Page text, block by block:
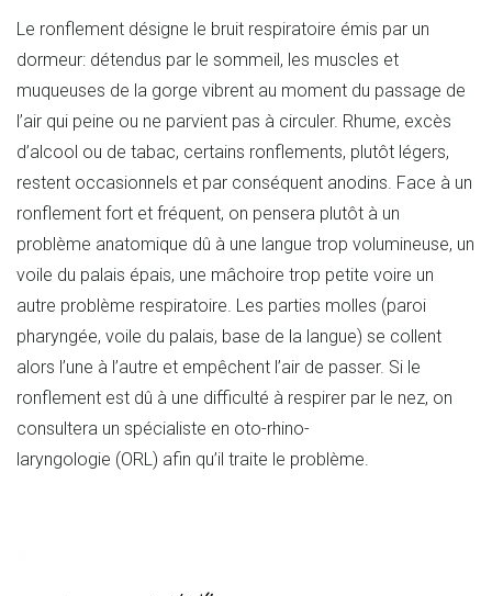
Le ronflement désigne le bruit respiratoire émis par un
dormeur: détendus par le sommeil, les muscles et
muqueuses de la gorge vibrent au moment du passage de
l’air qui peine ou ne parvient pas à circuler. Rhume, excès
d’alcool ou de tabac, certains ronflements, plutôt légers,
restent occasionnels et par conséquent anodins. Face à un
ronflement fort et fréquent, on pensera plutôt à un
problème anatomique dû à une langue trop volumineuse, un
voile du palais épais, une mâchoire trop petite voire un
autre problème respiratoire. Les parties molles (paroi
pharyngée, voile du palais, base de la langue) se collent
alors l’une à l’autre et empêchent l’air de passer. Si le
ronflement est dû à une difficulté à respirer par le nez, on
consultera un spécialiste en oto-rhino-
laryngologie (ORL) afin qu’il traite le problème.